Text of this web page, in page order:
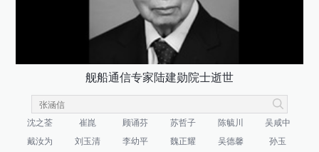
舰船通信专家陆建勋院士逝世
沈之荃 崔崑 顾诵芬 苏哲子 陈毓川
吴咸中
戴汝为
刘玉清 李幼平 魏正耀 吴德馨 孙玉